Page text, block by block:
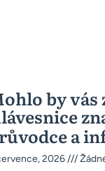
by vás
a
2026